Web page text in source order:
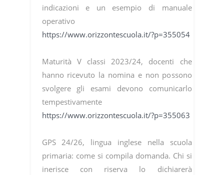
indicazioni e un esempio di manuale
operativo
https://www.orizzontescuola.it/?p=355054
Maturità V classi 2023/24, docenti che
hanno ricevuto la nomina e non possono
svolgere gli esami devono comunicarlo
tempestivamente
https://www.orizzontescuola.it/?p=355063
GPS 24/26, lingua inglese nella scuola
primaria: come si compila domanda. Chi si
inerisce con riserva lo dichiarerà